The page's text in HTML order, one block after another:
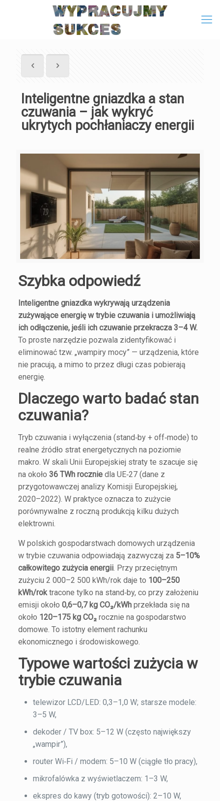
Inteligentne gniazdka a stan
czuwania – jak wykryć
ukrytych pochłaniaczy energii
Szybka odpowiedź
Inteligentne gniazdka wykrywają urządzenia
zużywające energię w trybie czuwania i umożliwiają
ich odłączenie, jeśli ich czuwanie przekracza 3–4 W.
To proste narzędzie pozwala zidentyfikować i
eliminować tzw. „wampiry mocy” — urządzenia, które
nie pracują, a mimo to przez długi czas pobierają
energię.
Dlaczego warto badać stan
czuwania?
Tryb czuwania i wyłączenia (stand‑by + off‑mode) to
realne źródło strat energetycznych na poziomie
makro. W skali Unii Europejskiej straty te szacuje się
na około 36 TWh roczniedla UE‑27 (dane z
przygotowawczej analizy Komisji Europejskiej,
2020–2022). W praktyce oznacza to zużycie
porównywalne z roczną produkcją kilku dużych
elektrowni.
W polskich gospodarstwach domowych urządzenia
w trybie czuwania odpowiadają zazwyczaj za 5–10%
całkowitego zużycia energii. Przy przeciętnym
zużyciu 2 000–2 500 kWh/rok daje to 100–250
kWh/roktracone tylko na stand‑by, co przy założeniu
emisji około 0,6–0,7 kg CO₂/kWhprzekłada się na
około 120–175 kg CO₂rocznie na gospodarstwo
domowe. To istotny element rachunku
ekonomicznego i środowiskowego.
Typowe wartości zużycia w
trybie czuwania
telewizor LCD/LED: 0,3–1,0 W; starsze modele:
3–5 W,
dekoder / TV box: 5–12 W (często największy
„wampir”),
router Wi‑Fi / modem: 5–10 W (ciągłe tło pracy),
mikrofalówka z wyświetlaczem: 1–3 W,
ekspres do kawy (tryb gotowości): 2–10 W,